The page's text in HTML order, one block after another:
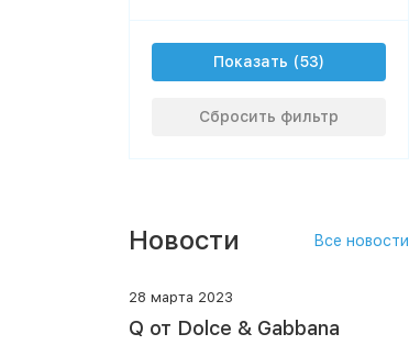
Показать
Сбросить фильтр
Новости Все новости
28 марта 2023
Q от Dolce & Gabbana